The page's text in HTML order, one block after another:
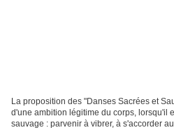
La proposition des "Danses Sacrées et
d'une ambition légitime du corps, lorsqu'il
sauvage : parvenir à vibrer, à s'accorder